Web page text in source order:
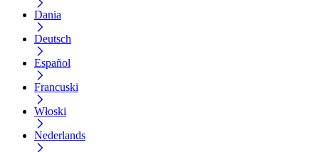
Dania
Deutsch
Español
Francuski
Włoski
Nederlands